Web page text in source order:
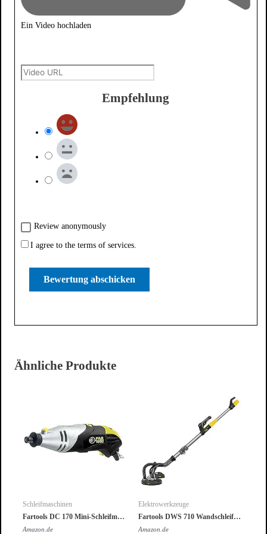
Ein Video hochladen
Empfehlung
Review anonymously
I agree to the terms of services.
Ähnliche Produkte
Schleifmaschinen
Fartools DC 170 Mini-Schleifmaschine
Amazon.de
Elektrowerkzeuge
Fartools DWS 710 Wandschleifer für Gipskarton- teleskopisch- 710 W- Durchmesser Schleifelement 225 mm- Drehgeschwindigkeit 1000-2100 U/min
Amazon.de